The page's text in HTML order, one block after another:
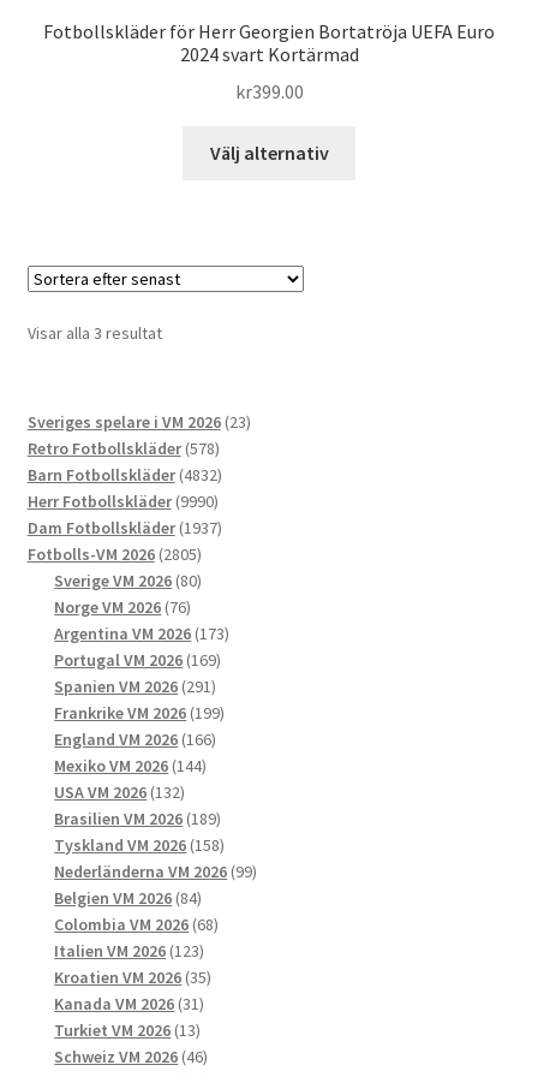
Fotbollskläder för Herr Georgien Bortatröja UEFA Euro
2024 svart Kortärmad
kr399.00
Välj alternativ
Visar alla 3 resultatSortera
Sveriges spelare i VM 2026 2323
Retro Fotbollskläder 578578
produkter
Barn Fotbollskläder 48324832
produkter
Herr Fotbollskläder 99909990
produkter
Dam Fotbollskläder 19371937
Fotbolls-VM 2026 28052805
produkter
Sverige VM 2026 8080
Norge VM 2026 7676
produkter
Argentina VM 2026 173173
Portugal VM 2026 169169
Spanien VM 2026 291291
produkter
Frankrike VM 2026 199199
England VM 2026 166166
Mexiko VM 2026 144144
USA VM 2026 132132
produkter
Brasilien VM 2026 189189
produkter
Tyskland VM 2026 158158
produkter
Nederländerna VM 2026 9999
Belgien VM 2026 8484
produkter
Colombia VM 2026 6868
Italien VM 2026 123123
produkter
Kroatien VM 2026 3535
Kanada VM 2026 3131
produkter
Turkiet VM 2026 1313
produkter
Schweiz VM 2026 4646